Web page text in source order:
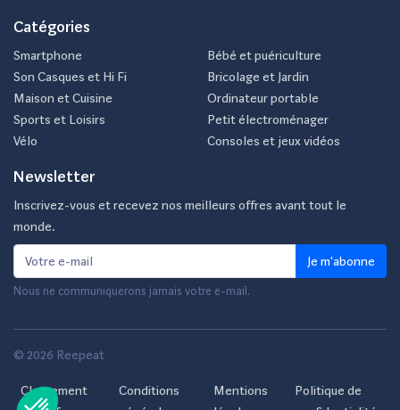
Catégories
Smartphone
Son Casques et Hi Fi
Maison et Cuisine
Sports et Loisirs
Vélo
Bébé et puériculture
Bricolage et Jardin
Ordinateur portable
Petit électroménager
Consoles et jeux vidéos
Newsletter
Inscrivez-vous et recevez nos meilleurs offres avant tout le
monde.
Je m'abonne
Nous ne communiquerons jamais votre e-mail.
© 2026 Reepeat
Classement
Conditions
Mentions
Politique de